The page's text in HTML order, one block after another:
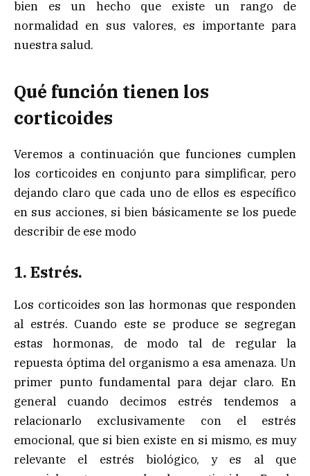
bien es un hecho que existe un rango de
normalidad en sus valores, es importante para
nuestra salud.
Qué función tienen los
corticoides
Veremos a continuación que funciones cumplen
los corticoides en conjunto para simplificar, pero
dejando claro que cada uno de ellos es específico
en sus acciones, si bien básicamente se los puede
describir de ese modo
1. Estrés.
Los corticoides son las hormonas que responden
al estrés. Cuando este se produce se segregan
estas hormonas, de modo tal de regular la
repuesta óptima del organismo a esa amenaza. Un
primer punto fundamental para dejar claro. En
general cuando decimos estrés tendemos a
relacionarlo exclusivamente con el estrés
emocional, que si bien existe en si mismo, es muy
relevante el estrés biológico, y es al que